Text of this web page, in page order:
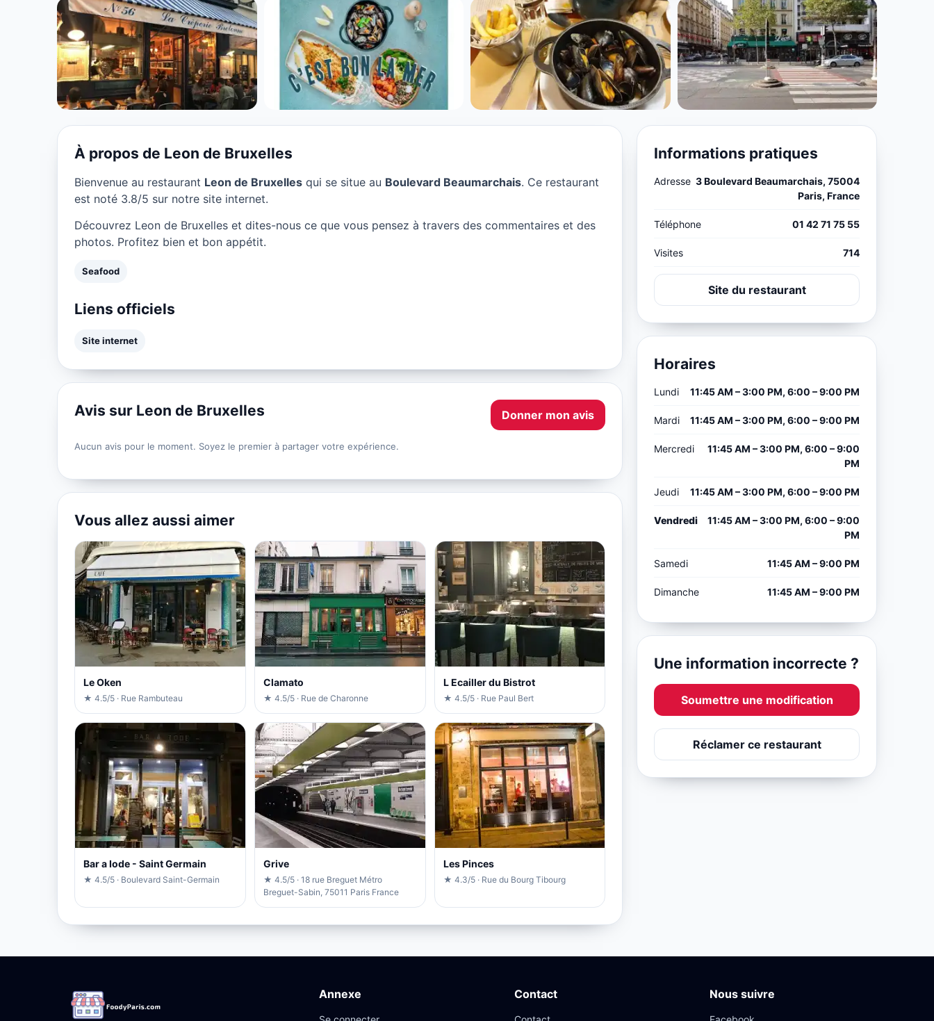
SEAFOOD
Leon de Bruxelles à Paris
★ 3.8/5
À propos de Leon de Bruxelles
Bienvenue au restaurant Leon de Bruxelles qui se situe au Boulevard Beaumarchais. Ce restaurant
est noté 3.8/5 sur notre site internet.
Découvrez Leon de Bruxelles et dites-nous ce que vous pensez à travers des commentaires et des
photos. Profitez bien et bon appétit.
Seafood
Liens officiels
Site internet
Avis sur Leon de Bruxelles Donner mon avis
Aucun avis pour le moment. Soyez le premier à partager votre expérience.
Vous allez aussi aimer
Le Oken
★ 4.5/5 · Rue Rambuteau
Clamato
★ 4.5/5 · Rue de Charonne
L Ecailler du Bistrot
★ 4.5/5 · Rue Paul Bert
Bar a Iode - Saint Germain
★ 4.5/5 · Boulevard Saint-Germain
Grive
★ 4.5/5 · 18 rue Breguet Métro
Breguet-Sabin, 75011 Paris France
Les Pinces
★ 4.3/5 · Rue du Bourg Tibourg
Informations pratiques
Adresse 3 Boulevard Beaumarchais, 75004
Paris, France
Téléphone 01 42 71 75 55
Visites 714
Site du restaurant
Horaires
Lundi 11:45 AM – 3:00 PM, 6:00 – 9:00 PM
Mardi 11:45 AM – 3:00 PM, 6:00 – 9:00 PM
Mercredi
11:45 AM – 3:00 PM, 6:00 – 9:00
PM
Jeudi 11:45 AM – 3:00 PM, 6:00 – 9:00 PM
Vendredi
11:45 AM – 3:00 PM, 6:00 – 9:00
PM
Samedi 11:45 AM – 9:00 PM
Dimanche 11:45 AM – 9:00 PM
Une information incorrecte ?
Soumettre une modification
Réclamer ce restaurant
Annexe Contact Nous suivre